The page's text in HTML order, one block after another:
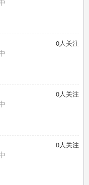
0人关注
0人关注
0人关注